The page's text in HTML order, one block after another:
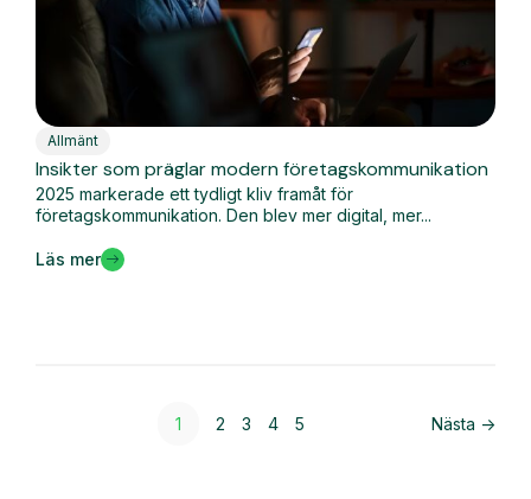
Allmänt
Insikter som präglar modern företagskommunikation
2025 markerade ett tydligt kliv framåt för
företagskommunikation. Den blev mer digital, mer...
Läs mer
1 2 3 4 5 Nästa ->